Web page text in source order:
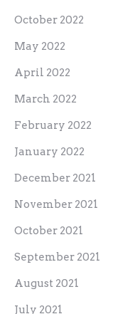
October 2022
May 2022
April 2022
March 2022
February 2022
January 2022
December 2021
November 2021
October 2021
September 2021
August 2021
July 2021